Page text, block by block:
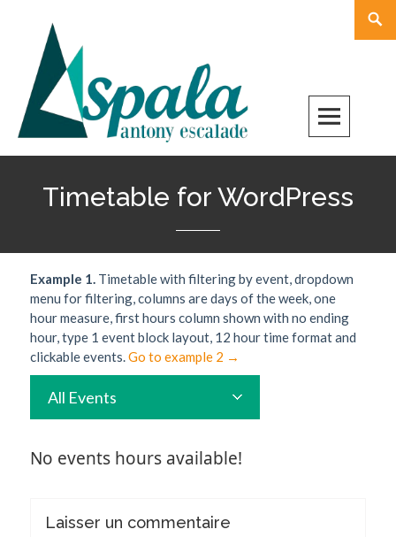
content
Timetable for WordPress
Example 1. Timetable with filtering by event, dropdown
menu for filtering, columns are days of the week, one
hour measure, first hours column shown with no ending
hour, type 1 event block layout, 12 hour time format and
clickable events.Go to example 2 →
All Events
No events hours available!
Laisser un commentaire